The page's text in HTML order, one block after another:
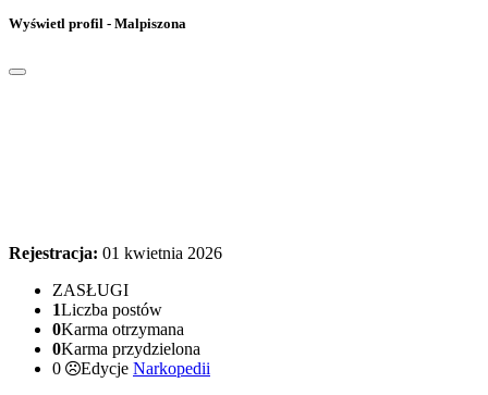
Wyświetl profil - Malpiszona
Rejestracja: 01 kwietnia 2026
ZASŁUGI
1Liczba postów
0Karma otrzymana
0Karma przydzielona
0
Edycje Narkopedii